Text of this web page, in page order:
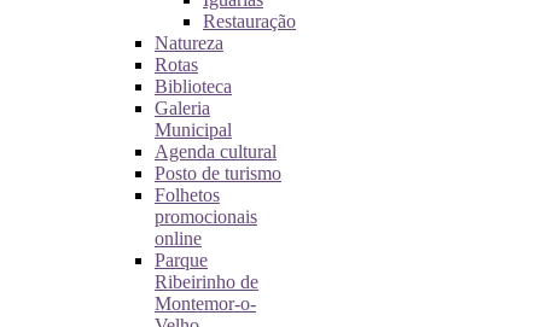
Restauração
Natureza
Rotas
Biblioteca
Galeria
Municipal
Agenda cultural
Posto de turismo
Folhetos
promocionais
online
Parque
Ribeirinho de
Montemor-o-